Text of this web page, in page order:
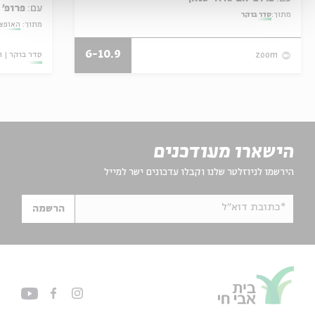
מתוך:סדר בוקר
zoom
6-10.9
עם: פרופ'
מתוך:
סדר בוקר
הישארו מעודכנים
הירשמו לניוזלטר שלנו וקבלו עדכונים ישר למייל
*כתובת דוא"ל הרשמה